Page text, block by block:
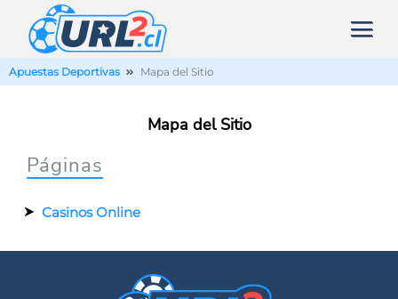
Apuestas Deportivas Mapa del Sitio
Mapa del Sitio
Páginas
Casinos Online